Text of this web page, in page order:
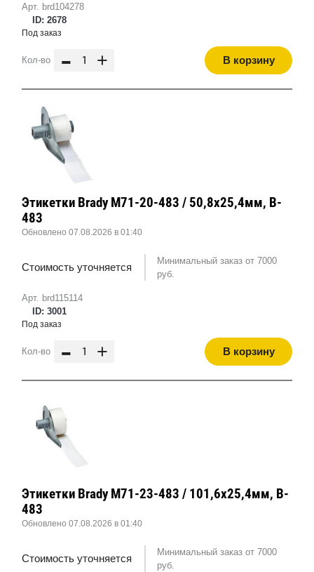
Арт. brd104278
ID: 2678
Под заказ
Кол-во - + В корзину
Арт. brd115114
ID: 3001
Этикетки Brady M71-20-483 / 50,8x25,4мм, B-
483
Обновлено 07.08.2026 в 01:40
Стоимость уточняется
Минимальный заказ от 7000
руб.
Под заказ
Кол-во - + В корзину
Этикетки Brady M71-23-483 / 101,6x25,4мм, B-
483
Обновлено 07.08.2026 в 01:40
Стоимость уточняется
Минимальный заказ от 7000
руб.